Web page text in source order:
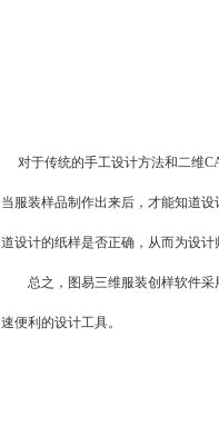
对于传统的手工设计方法和二维
当服装样品制作出来后，才能知道
道设计的纸样是否正确，从而为设计
总之，图易三维服装创样软件采
速便利的设计工具。